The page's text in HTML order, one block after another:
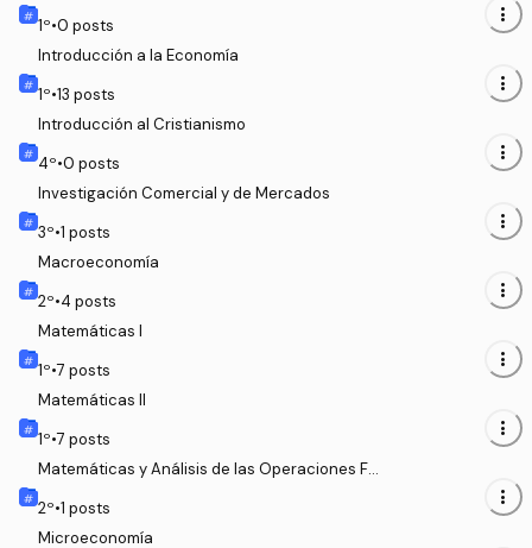
1º•0 posts more_vert
Introducción a la Economía
1º•13 posts more_vert
Introducción al Cristianismo
4º•0 posts more_vert
Investigación Comercial y de Mercados
3º•1 posts more_vert
Macroeconomía
2º•4 posts more_vert
Matemáticas I
1º•7 posts more_vert
Matemáticas II
1º•7 posts more_vert
Matemáticas y Análisis de las Operaciones Fi
2º•1 posts more_vert
Microeconomía